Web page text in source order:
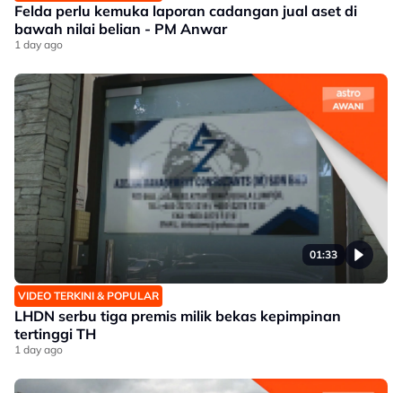
Felda perlu kemuka laporan cadangan jual aset di
bawah nilai belian - PM Anwar
1 day ago
01:33
VIDEO TERKINI & POPULAR
LHDN serbu tiga premis milik bekas kepimpinan
tertinggi TH
1 day ago